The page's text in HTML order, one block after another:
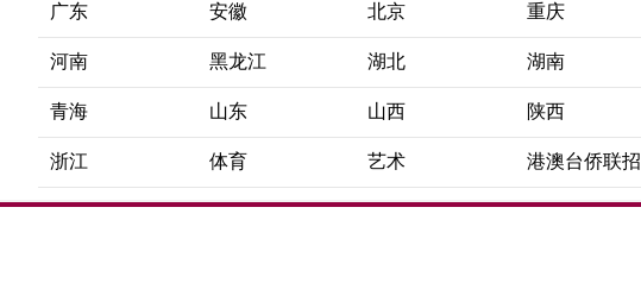
广东 安徽 北京 重庆
河南 黑龙江 湖北 湖南
青海 山东 山西 陕西
浙江 体育 艺术 港澳台侨联招